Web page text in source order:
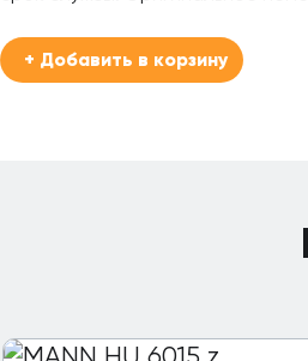
+ Добавить в корзину